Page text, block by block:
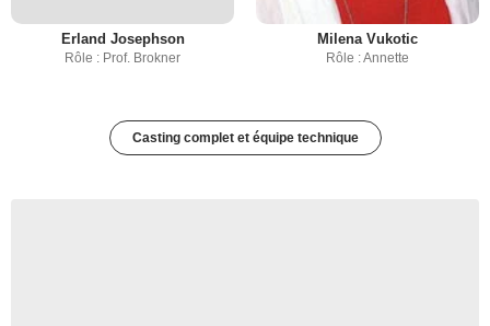
Erland Josephson
Rôle : Prof. Brokner
Milena Vukotic
Rôle : Annette
Casting complet et équipe technique